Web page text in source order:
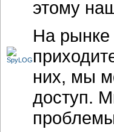
этому
На рынке
них, мы
доступ.